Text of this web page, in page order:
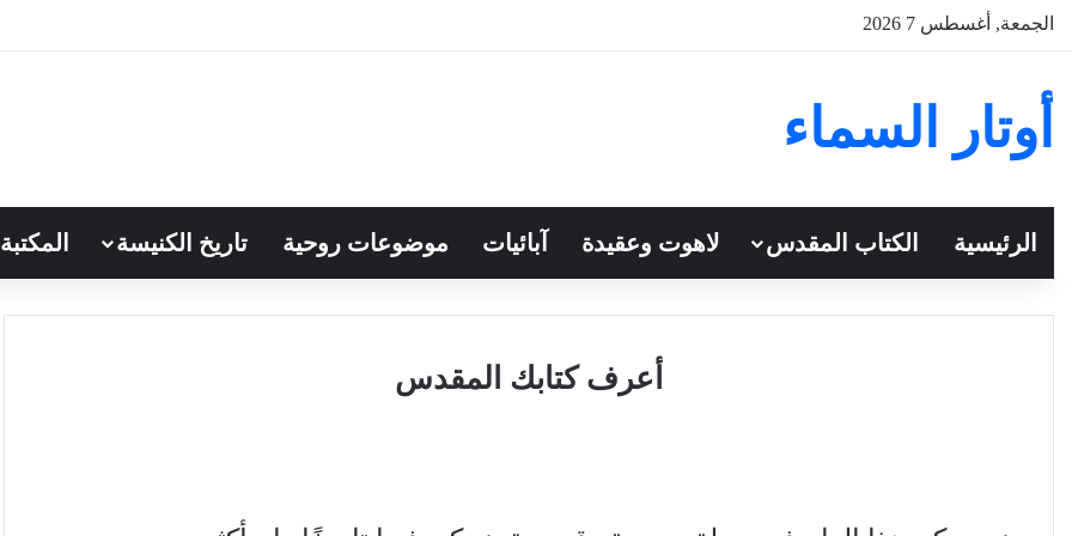
الجمعة, أغسطس 7 2026
أوتار السماء
الرئيسية الكتاب المقدس لاهوت وعقيدة آبائيات موضوعات روحية تاريخ الكنيسة المكتبة
أعرف كتابك المقدس